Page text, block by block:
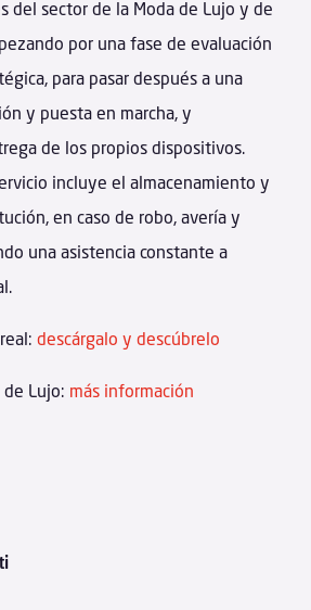
del sector de la Moda de Lujo y de
por una fase de evaluación
para pasar después a una
y puesta en marcha, y
de los propios dispositivos.
incluye el almacenamiento y
en caso de robo, avería y
una asistencia constante a
real:descárgalo y descúbrelo
de Lujo: más información